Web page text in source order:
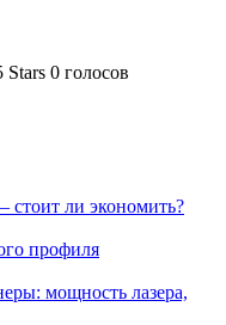
0 голосов
стоит ли экономить?
профиля
мощность лазера,